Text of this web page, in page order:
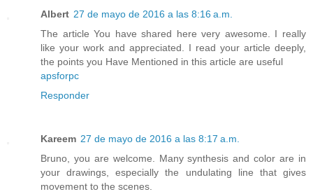
Albert 27 de mayo de 2016 a las 8:16 a.m.
The article You have shared here very awesome. I really
like your work and appreciated. I read your article deeply,
the points you Have Mentioned in this article are useful
apsforpc
Responder
Kareem 27 de mayo de 2016 a las 8:17 a.m.
Bruno, you are welcome. Many synthesis and color are in
your drawings, especially the undulating line that gives
movement to the scenes.